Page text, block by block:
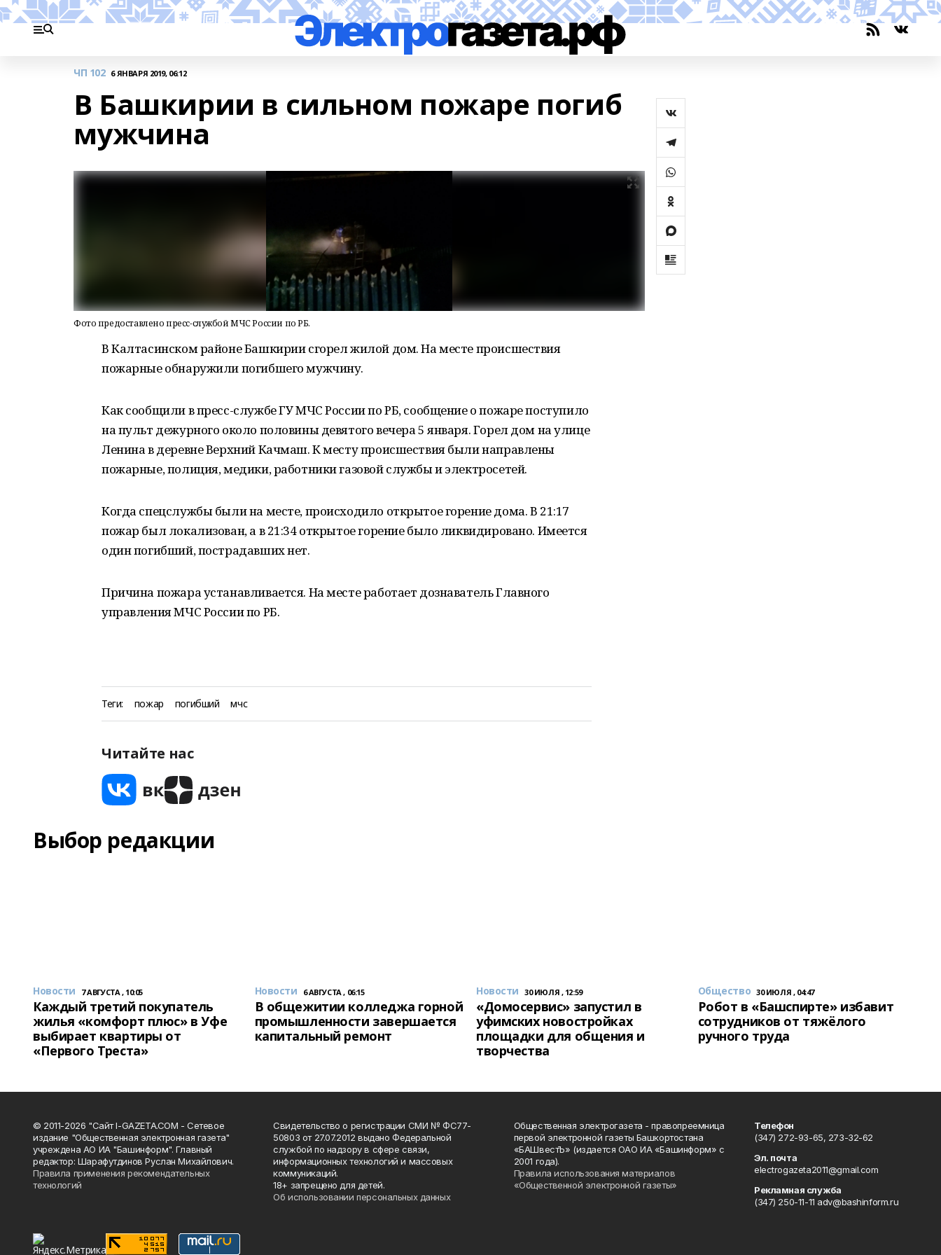
ЧП 102 6 ЯНВАРЯ 2019, 06:12
В Башкирии в сильном пожаре погиб
мужчина
Фото предоставлено пресс-службой МЧС России по РБ.
В Калтасинском районе Башкирии сгорел жилой дом. На месте происшествия
пожарные обнаружили погибшего мужчину.
Как сообщили в пресс-службе ГУ МЧС России по РБ, сообщение о пожаре поступило
на пульт дежурного около половины девятого вечера 5 января. Горел дом на улице
Ленина в деревне Верхний Качмаш. К месту происшествия были направлены
пожарные, полиция, медики, работники газовой службы и электросетей.
Когда спецслужбы были на месте, происходило открытое горение дома. В 21:17
пожар был локализован, а в 21:34 открытое горение было ликвидировано. Имеется
один погибший, пострадавших нет.
Причина пожара устанавливается. На месте работает дознаватель Главного
управления МЧС России по РБ.
Теги: пожар погибший мчс
Читайте нас
Выбор редакции
Новости 7 АВГУСТА , 10:05
Каждый третий покупатель
жилья «комфорт плюс» в Уфе
выбирает квартиры от
«Первого Треста»
Новости 6 АВГУСТА , 06:15
В общежитии колледжа горной
промышленности завершается
капитальный ремонт
Новости 30 ИЮЛЯ , 12:59
«Домосервис» запустил в
уфимских новостройках
площадки для общения и
творчества
Общество 30 ИЮЛЯ , 04:47
Робот в «Башспирте» избавит
сотрудников от тяжёлого
ручного труда
© 2011-2026 "Сайт I-GAZETA.COM - Сетевое
издание "Общественная электронная газета"
учреждена АО ИА "Башинформ". Главный
редактор: Шарафутдинов Руслан Михайлович.
Правила применения рекомендательных
технологий
Свидетельство о регистрации СМИ № ФС77-
50803 от 27.07.2012 выдано Федеральной
службой по надзору в сфере связи,
информационных технологий и массовых
коммуникаций.
18+ запрещено для детей.
Об использовании персональных данных
Общественная электрогазета - правопреемница
первой электронной газеты Башкортостана
«БАШвестЪ» (издается ОАО ИА «Башинформ» с
2001 года).
Правила использования материалов
«Общественной электронной газеты»
Телефон
(347) 272-93-65, 273-32-62
Эл. почта
electrogazeta2011@gmail.com
Рекламная служба
(347) 250-11-11 adv@bashinform.ru